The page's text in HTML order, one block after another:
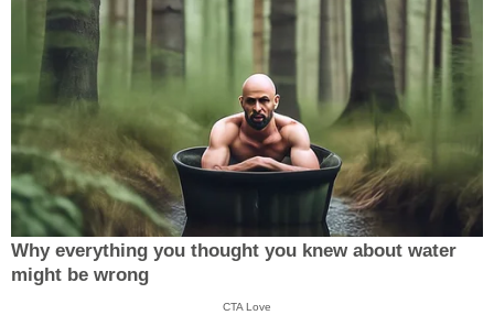
Why everything you thought you knew about water
might be wrong
CTA Love